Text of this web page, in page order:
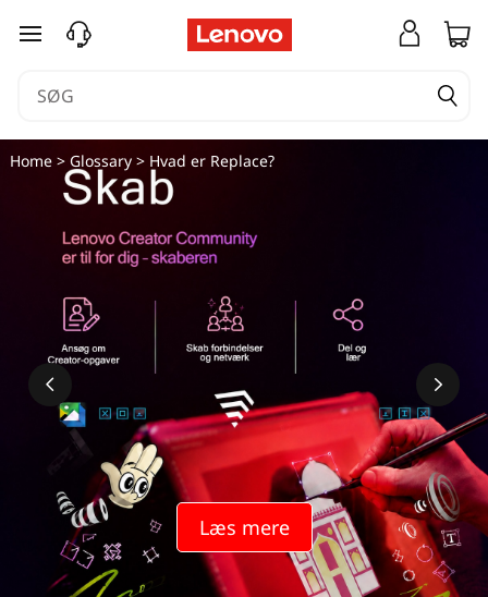
spring til hovedindhold
Læs mere
Home> Glossary> Hvad er Replace?